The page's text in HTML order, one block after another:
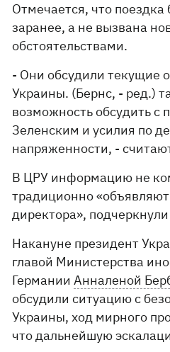
Отмечается, что
заранее, а не вызвана
обстоятельствами.
- Они обсудили текущие
Украины. (Бернс, - ред.)
возможность обсудить с
Зеленским и усилия по
напряженности, -
В ЦРУ информацию не
традиционно
директора», подчеркнули
Накануне президент
главой Министерства
ГерманииАнналеной
обсудили ситуацию с
Украины, ход мирного
что дальнейшую